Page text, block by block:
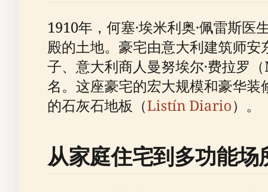
1910年，何塞·埃米利奥·佩雷斯
殿的土地。豪宅由意大利建筑师安
子、意大利商人曼努埃尔·费拉罗
名。这座豪宅的宏大规模和豪华
的石灰石地板（Listín Diario）。
从家庭住宅到多功能场